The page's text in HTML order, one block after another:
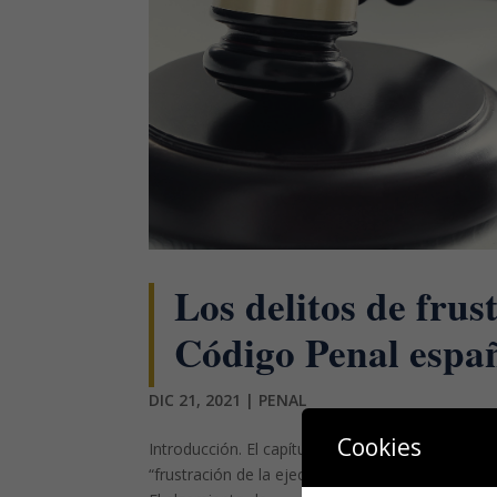
Los delitos de
Código Penal
DIC 21, 2021 | PENAL
Introducción. El capítulo VII del Código Penal
“frustración de la ejecución”, que son los
Cookies